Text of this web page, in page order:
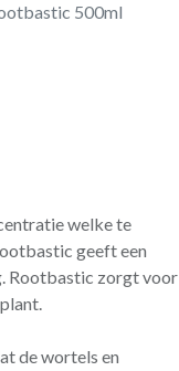
500ml
welke te
geeft een
Rootbastic zorgt voor
de wortels en